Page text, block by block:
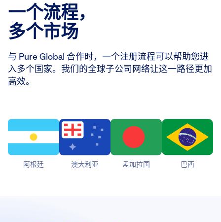
一个流程，
多个市场
与 Pure Global 合作时，一个注册流程可以帮助您进
入多个国家。我们的全球子公司网络让这一路径更加
高效。
阿根廷 澳大利亚 孟加拉国 巴西